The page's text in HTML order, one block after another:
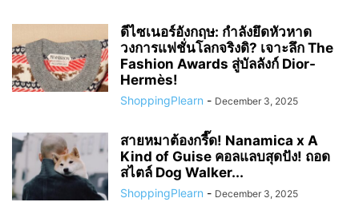
ดีไซเนอร์อังกฤษ: กำลังยึดหัวหาด
วงการแฟชั่นโลกจริงดิ? เจาะลึก The
Fashion Awards สู่บัลลังก์ Dior-
Hermès!
ShoppingPlearn - December 3, 2025
สายหมาต้องกรี๊ด! Nanamica x A
Kind of Guise คอลแลบสุดปัง! ถอด
สไตล์ Dog Walker...
ShoppingPlearn - December 3, 2025